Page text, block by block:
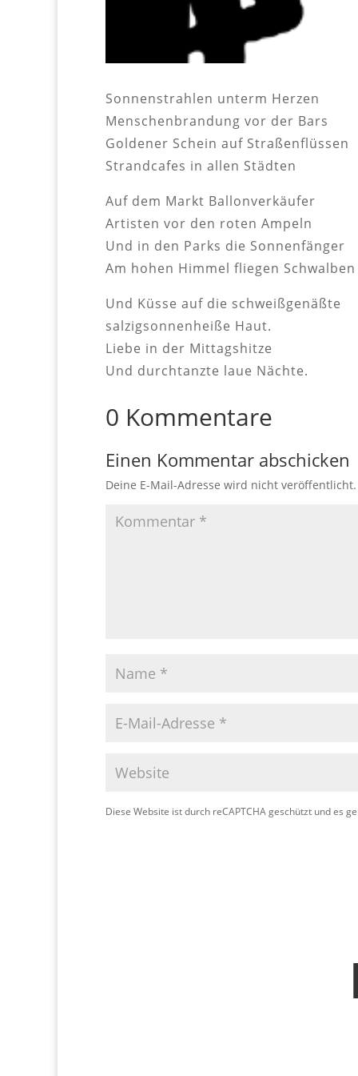
Sonnenstrahlen unterm Herzen
Menschenbrandung vor der Bars
Goldener Schein auf Straßenflüssen
Strandcafes in allen Städten
Auf dem Markt Ballonverkäufer
Artisten vor den roten Ampeln
Und in den Parks die Sonnenfänger
Am hohen Himmel fliegen Schwalben
Und Küsse auf die schweißgenäßte
salzigsonnenheiße Haut.
Liebe in der Mittagshitze
Und durchtanzte laue Nächte.
0 Kommentare
Einen Kommentar abschicken
Deine E-Mail-Adresse wird nicht veröffentlicht.
Diese Website ist durch reCAPTCHA geschützt und es